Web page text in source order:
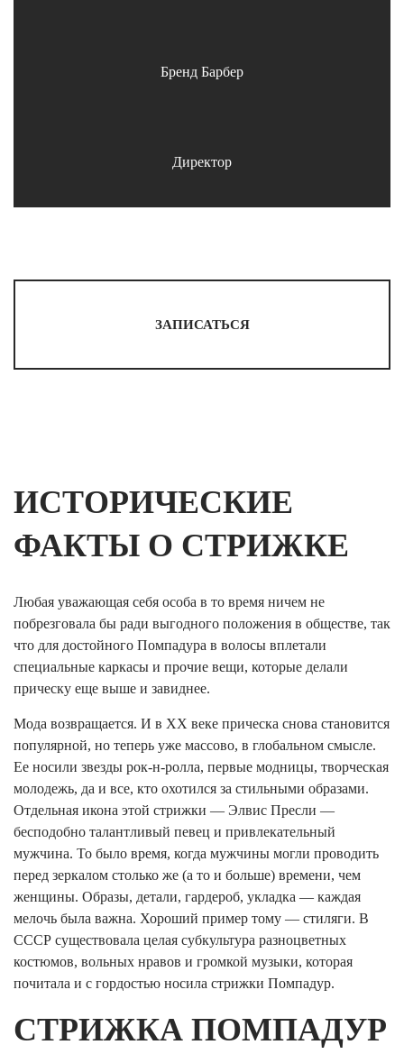
от 2300
Бренд Барбер
от 2600/2900/3500
Директор
ЗАПИСАТЬСЯ
ИСТОРИЧЕСКИЕ
ФАКТЫ О СТРИЖКЕ
Любая уважающая себя особа в то время ничем не
побрезговала бы ради выгодного положения в обществе, так
что для достойного Помпадура в волосы вплетали
специальные каркасы и прочие вещи, которые делали
прическу еще выше и завиднее.
Мода возвращается. И в XX веке прическа снова становится
популярной, но теперь уже массово, в глобальном смысле.
Ее носили звезды рок-н-ролла, первые модницы, творческая
молодежь, да и все, кто охотился за стильными образами.
Отдельная икона этой стрижки — Элвис Пресли —
бесподобно талантливый певец и привлекательный
мужчина. То было время, когда мужчины могли проводить
перед зеркалом столько же (а то и больше) времени, чем
женщины. Образы, детали, гардероб, укладка — каждая
мелочь была важна. Хороший пример тому — стиляги. В
СССР существовала целая субкультура разноцветных
костюмов, вольных нравов и громкой музыки, которая
почитала и с гордостью носила стрижки Помпадур.
СТРИЖКА ПОМПАДУР